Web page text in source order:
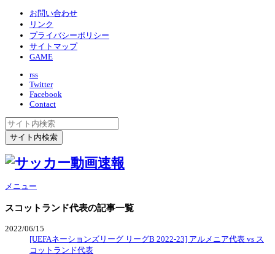
お問い合わせ
リンク
プライバシーポリシー
サイトマップ
GAME
rss
Twitter
Facebook
Contact
メニュー
スコットランド代表の記事一覧
2022/06/15
[UEFAネーションズリーグ リーグB 2022-23] アルメニア代表 vs ス
コットランド代表